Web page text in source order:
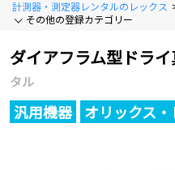
計測器・測定器レンタルのレックス
その他の登録カテゴリー
ダイアフラム型ドラ
タル
汎用機器 オリックス